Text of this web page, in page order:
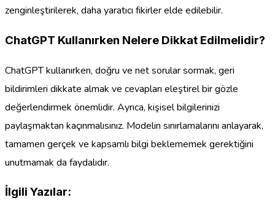
zenginleştirilerek, daha yaratıcı fikirler elde edilebilir.
ChatGPT Kullanırken Nelere Dikkat Edilmelidir?
ChatGPT kullanırken, doğru ve net sorular sormak, geri
bildirimleri dikkate almak ve cevapları eleştirel bir gözle
değerlendirmek önemlidir. Ayrıca, kişisel bilgilerinizi
paylaşmaktan kaçınmalısınız. Modelin sınırlamalarını anlayarak,
tamamen gerçek ve kapsamlı bilgi beklememek gerektiğini
unutmamak da faydalıdır.
İlgili Yazılar: